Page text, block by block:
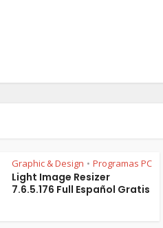
Graphic & Design • Programas PC
Light Image Resizer
7.6.5.176 Full Español Gratis